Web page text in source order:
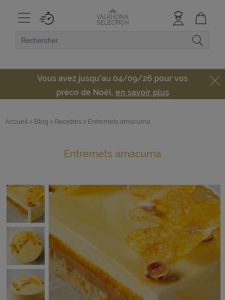
Vous avez jusqu'au 04/09/26 pour vos
préco de Noël, en savoir plus
Accueil > Blog > Recettes > Entremets amacuma
Entremets amacuma